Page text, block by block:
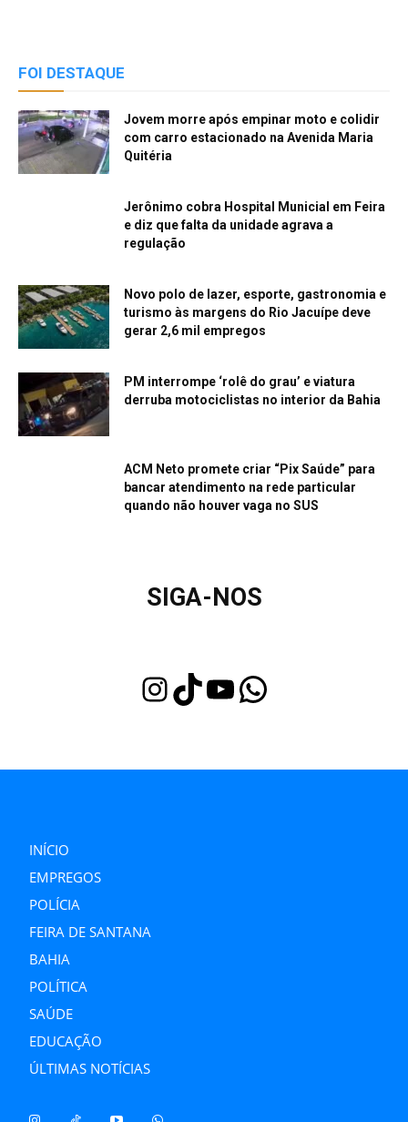
FOI DESTAQUE
Jovem morre após empinar moto e colidir
com carro estacionado na Avenida Maria
Quitéria
Jerônimo cobra Hospital Municial em Feira
e diz que falta da unidade agrava a
regulação
Novo polo de lazer, esporte, gastronomia e
turismo às margens do Rio Jacuípe deve
gerar 2,6 mil empregos
PM interrompe ‘rolê do grau’ e viatura
derruba motociclistas no interior da Bahia
ACM Neto promete criar “Pix Saúde” para
bancar atendimento na rede particular
quando não houver vaga no SUS
SIGA-NOS
InstagramTikTok Youtube WhatsApp
INÍCIO
EMPREGOS
POLÍCIA
FEIRA DE SANTANA
BAHIA
POLÍTICA
SAÚDE
EDUCAÇÃO
ÚLTIMAS NOTÍCIAS